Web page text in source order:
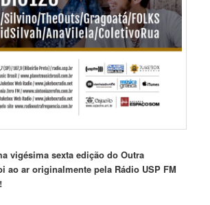
vigésima sexta edição do Outra
ao ar originalmente pela Rádio USP FM